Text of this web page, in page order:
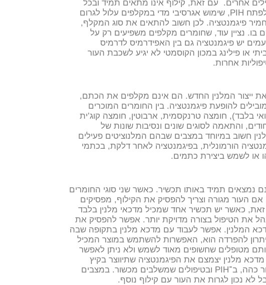
אחרים.
עם זאת, קילוף אינו מתאים תמיד ובכל
מצב. בעור מגורה, רגיש, כהה או כזה שנוטה לפתח PIH, שימוש אגרסיבי מדי במקלפים עלול לגרום
פיגמנטציה. לכן חשוב להתאים את סוג המקלף,
בו. נציין עוד, שחומרים מקלפים משפיעים רק על
יש פיגמנטציה גם בין האפידרמיס לדרמיס
או פילינג במכון הקוסמטי לא יגיע לשכבת העור
אחרות.
ייצור המלנין החדש. הם אינם מקלפים את הכתם,
להופעת פיגמנטציה. בין החומרים המוכרים
בלבד), חומצה טרנקסמית, ארבוטין, חומצה קוג’ית
והתאמה לסוגים שונים ונסיבות שונות של
חשוב במיוחד במצבים שבהם המלנוציטים פעילים
הורמונלית, בפיגמנטציה לאחר דלקת, בכתמי
או לשמש ביצירת כתמים.
נמצאים תמיד באותו תכשיר. כאשר שני סוגי החומרים
העור מגורה וצריך להפסיק את הקילוף, מפסיקים
כאשר יש תכשיר אחד שמכיל מדכאי מלנין בלבד
את הטיפול בצורה מדויקת יותר. אפשר להפסיק את
המלנין. אפשר לעבוד עם מדכא מלנין בתקופה שבה
להפרדה הוא, האפשרות להשתמש במוצר המכיל
מטופלים שחשופים מאוד לשמש ולא ניתן לאפשר
מלנין יצמצם את הפיגמנטציה שתיווצר בקיץ
ההפרדה הזו חשובה במיוחד בעור כהה, ב־PIH ובטיפולים שמשלבים מכשור. במצבים
לא נכון לגרות את העור עם קילוף נוסף.